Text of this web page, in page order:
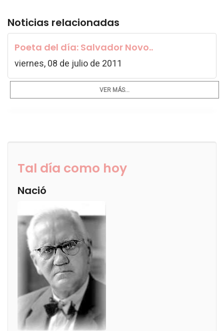
Noticias relacionadas
Poeta del día: Salvador Novo..
viernes, 08 de julio de 2011
VER MÁS...
Tal día como hoy
Nació